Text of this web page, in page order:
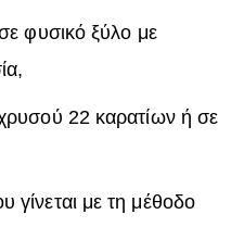
φυσικό ξύλο με
22 καρατίων ή σε
με τη μέθοδο